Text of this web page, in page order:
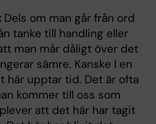
Dels om man går från ord
tanke till handling eller
man mår dåligt över det
sämre. Kanske I en
här upptar tid. Det är ofta
kommer till oss som
att det här har tagit